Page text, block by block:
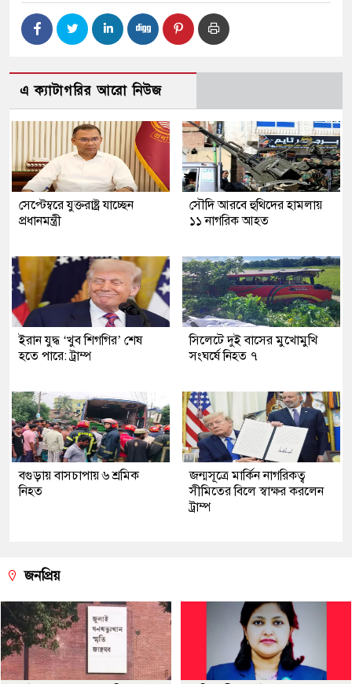
এ ক্যাটাগরির আরো নিউজ
সেপ্টেম্বরে যুক্তরাষ্ট্র যাচ্ছেন
প্রধানমন্ত্রী
সৌদি আরবে হুথিদের হামলায়
১১ নাগরিক আহত
ইরান যুদ্ধ ‘খুব শিগগির’ শেষ
হতে পারে: ট্রাম্প
সিলেটে দুই বাসের মুখোমুখি
সংঘর্ষে নিহত ৭
বগুড়ায় বাসচাপায় ৬ শ্রমিক
নিহত
জন্মসূত্রে মার্কিন নাগরিকত্ব
সীমিতের বিলে স্বাক্ষর করলেন
ট্রাম্প
জনপ্রিয়